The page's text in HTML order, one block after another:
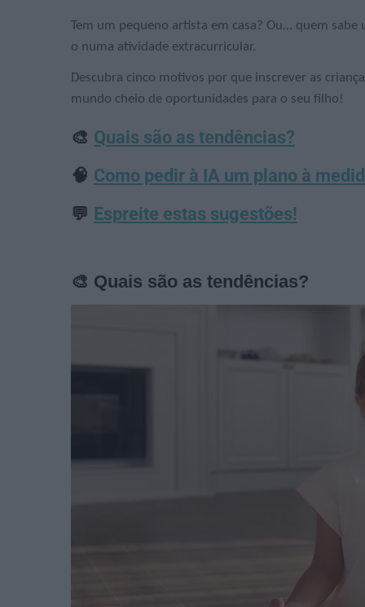
Tem um pequeno artista em casa? Ou… quem
o numa atividade extracurricular.
Descubra cinco motivos por que inscrever as
mundo cheio de oportunidades para o seu filho!
🎨 Quais são as tendências?
🧠 Como pedir à IA um plano à
💬 Espreite estas sugestões!
🎨 Quais são as tendências?